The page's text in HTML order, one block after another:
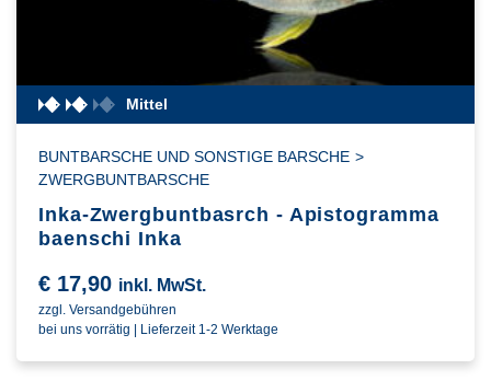
Mittel
BUNTBARSCHE UND SONSTIGE BARSCHE >
ZWERGBUNTBARSCHE
Inka-Zwergbuntbasrch - Apistogramma
baenschi Inka
€ 17,90 inkl. MwSt.
zzgl. Versandgebühren
bei uns vorrätig | Lieferzeit 1-2 Werktage